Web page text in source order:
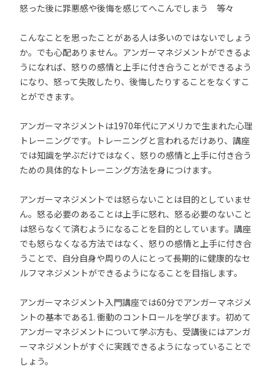
怒った後に罪悪感や後悔を感じてへこんでしまう 等々
こんなことを思ったことがある人は多いのではないでしょう
か。でも心配ありません。アンガーマネジメントができるよ
うになれば、怒りの感情と上手に付き合うことができるよう
になり、怒って失敗したり、後悔したりすることをなくすこ
とができます。
アンガーマネジメントは1970年代にアメリカで生まれた心理
トレーニングです。トレーニングと言われるだけあり、講座
では知識を学ぶだけではなく、怒りの感情と上手に付き合う
ための具体的なトレーニング方法を身につけます。
アンガーマネジメントでは怒らないことは目的としていませ
ん。怒る必要のあることは上手に怒れ、怒る必要のないこと
は怒らなくて済むようになることを目的としています。講座
でも怒らなくなる方法ではなく、怒りの感情と上手に付き合
うことで、自分自身や周りの人にとって長期的に健康的なセ
ルフマネジメントができるようになることを目指します。
アンガーマネジメント入門講座では60分でアンガーマネジメ
ントの基本である1. 衝動のコントロールを学びます。初めて
アンガーマネジメントについて学ぶ方も、受講後にはアンガ
ーマネジメントがすぐに実践できるようになっていることで
しょう。